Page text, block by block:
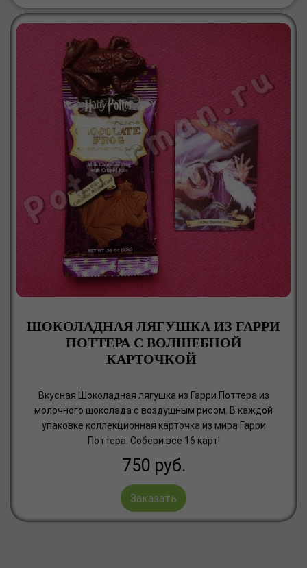
ШОКОЛАДНАЯ ЛЯГУШКА ИЗ ГАРРИ
ПОТТЕРА С ВОЛШЕБНОЙ
КАРТОЧКОЙ
Вкусная Шоколадная лягушка из Гарри Поттера из
молочного шоколада с воздушным рисом. В каждой
упаковке коллекционная карточка из мира Гарри
Поттера. Собери все 16 карт!
750 руб.
Заказать